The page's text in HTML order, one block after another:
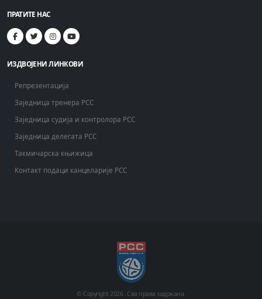
ПРАТИТЕ НАС
ИЗДВОЈЕНИ ЛИНКОВИ
Репрезентација
Заједница тренера РСС
Заједница судија и контролора РСС
Заједница делегата РСС
Такмичарска књижица
Контакт подаци канцеларије РСС
© Copyright2026 . Сва права задржана.